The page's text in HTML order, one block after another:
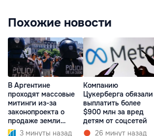
Похожие новости
В Аргентине
проходят массовые
митинги из-за
законопроекта о
продаже земли
иностранцам
3 минуты назад
Компанию
Цукерберга обязали
выплатить более
$900 млн за вред
детям от соцсетей
26 минут назад